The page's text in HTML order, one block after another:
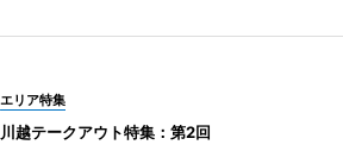
エリア特集
川越テークアウト特集：第2回